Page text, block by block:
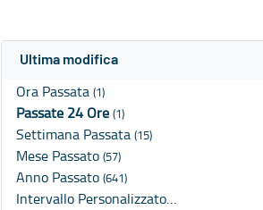
Ultima modifica
Ora Passata (1)
Passate 24 Ore (1)
Settimana Passata (15)
Mese Passato (57)
Anno Passato (641)
Intervallo Personalizzato…